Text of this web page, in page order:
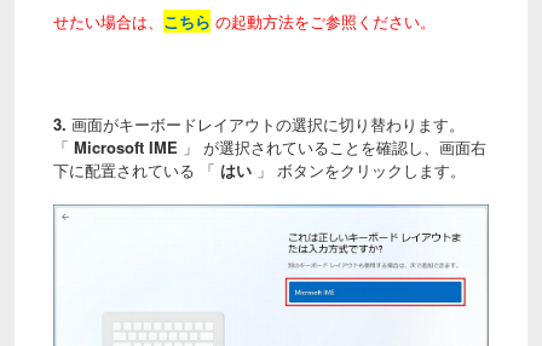
せたい場合は、 こちら の起動方法をご参照ください。
3. 画面がキーボードレイアウトの選択に切り替わります。
「 Microsoft IME 」 が選択されていることを確認し、画面右
下に配置されている 「 はい 」 ボタンをクリックします。